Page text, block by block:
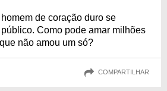
de coração duro se
Como pode amar milhões
não amou um só?
COMPARTILHAR